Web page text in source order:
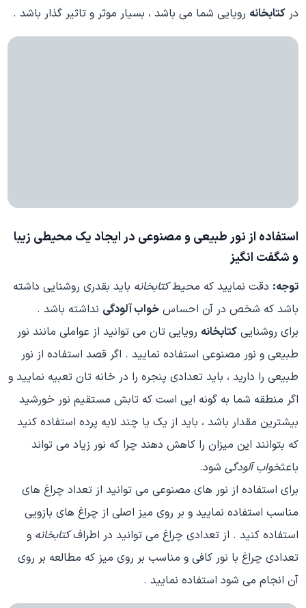
درکتابخانه رویایی شما می باشد ، بسیار موثر و تاثیر گذار باشد .
استفاده از نور طبیعی و مصنوعی در ایجاد یک محیطی زیبا
و شگفت انگیز
توجه: دقت نمایید که محیطکتابخانه باید بقدری روشنایی داشته
باشد که شخص در آن احساسخواب آلودگی نداشته باشد .
برای روشناییکتابخانه رویایی تان می توانید از عواملی مانند نور
طبیعی و نور مصنوعی استفاده نمایید . اگر قصد استفاده از نور
طبیعی را دارید ، باید تعدادی پنجره را در خانه تان تعبیه نمایید و
اگر منطقه شما به گونه ایی است که تابش مستقیم نور خورشید
بیشترین مقدار باشد ، باید از یک یا چند لایه پرده استفاده کنید
که بتوانند این میزان را کاهش دهند چرا که نور زیاد می تواند
باعثخواب آلودگی شود.
برای استفاده از نور های مصنوعی می توانید از تعداد چراغ های
مناسب استفاده نمایید و بر روی میز اصلی از چراغ های بازویی
استفاده کنید . از تعدادی چراغ می توانید در اطرافکتابخانه و
تعدادی چراغ با نور کافی و مناسب بر روی میز که مطالعه بر روی
آن انجام می شود استفاده نمایید .